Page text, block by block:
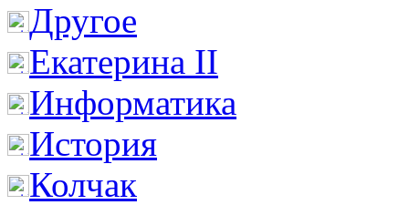
Другое
Екатерина II
Информатика
История
Колчак